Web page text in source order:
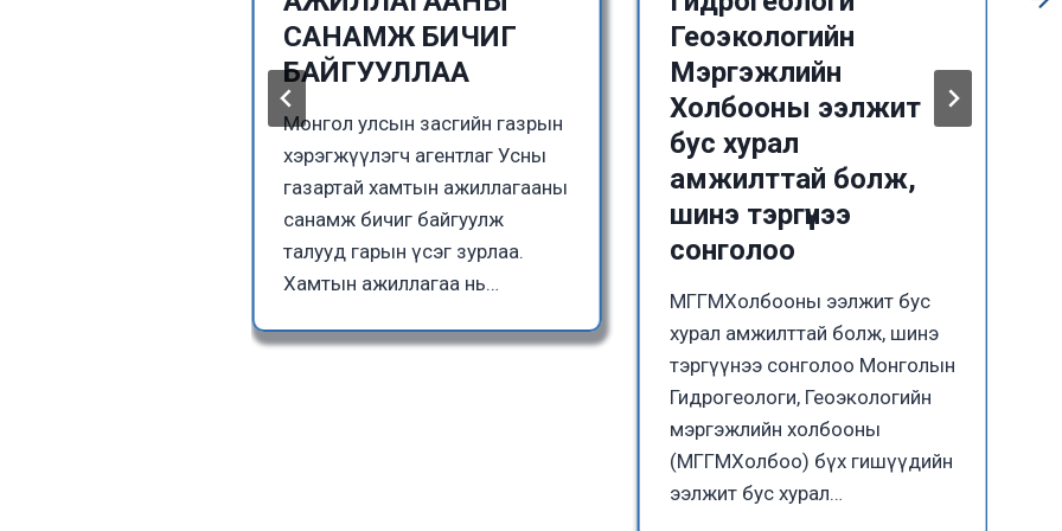
САНАМЖ БИЧИГ
БАЙГУУЛЛАА
Монгол улсын засгийн газрын
хэрэгжүүлэгч агентлаг Усны
газартай хамтын ажиллагааны
санамж бичиг байгуулж
талууд гарын үсэг зурлаа.
Хамтын ажиллагаа нь…
Геоэкологийн
Мэргэжлийн
Холбооны ээлжит
бус хурал
амжилттай болж,
шинэ тэргүүнээ
сонголоо
МГГМХолбооны ээлжит бус
хурал амжилттай болж, шинэ
тэргүүнээ сонголоо Монголын
Гидрогеологи, Геоэкологийн
мэргэжлийн холбооны
(МГГМХолбоо) бүх гишүүдийн
ээлжит бус хурал…